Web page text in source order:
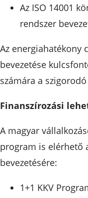
Az ISO 14001
rendszer
Az energiahatékony
bevezetése
számára a
Finanszírozási
A magyar
program is elérhető
bevezetésére:
1+1 KKV